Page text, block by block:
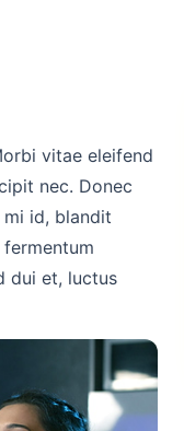
vitae eleifend
nec. Donec
id, blandit
dui et, luctus